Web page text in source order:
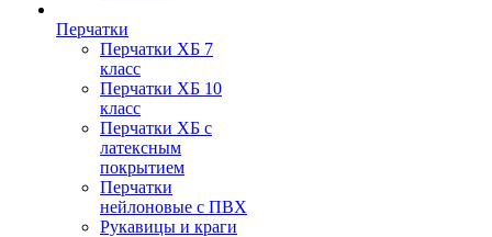
Перчатки
Перчатки ХБ 7
класс
Перчатки ХБ 10
класс
Перчатки ХБ с
латексным
покрытием
Перчатки
нейлоновые с ПВХ
Рукавицы и краги